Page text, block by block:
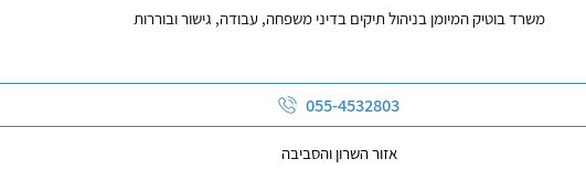
משרד בוטיק המיומן בניהול תיקים בדיני משפחה, עבודה, גישור ובוררות
055-4532803
אזור השרון והסביבה